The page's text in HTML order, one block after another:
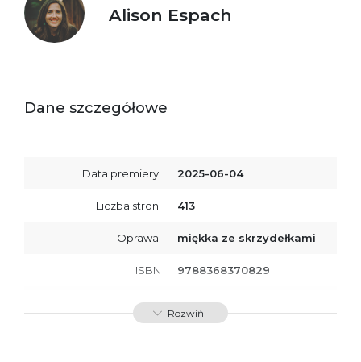
Alison Espach
Dane szczegółowe
Data premiery: 2025-06-04
Liczba stron: 413
Oprawa: miękka ze skrzydełkami
ISBN 9788368370829
SKU: K800934
Rozwiń